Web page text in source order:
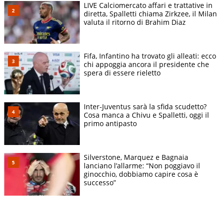
LIVE Calciomercato affari e trattative in
diretta, Spalletti chiama Zirkzee, il Milan
valuta il ritorno di Brahim Diaz
Fifa, Infantino ha trovato gli alleati: ecco
chi appoggia ancora il presidente che
spera di essere rieletto
Inter-Juventus sarà la sfida scudetto?
Cosa manca a Chivu e Spalletti, oggi il
primo antipasto
Silverstone, Marquez e Bagnaia
lanciano l’allarme: “Non poggiavo il
ginocchio, dobbiamo capire cosa è
successo”